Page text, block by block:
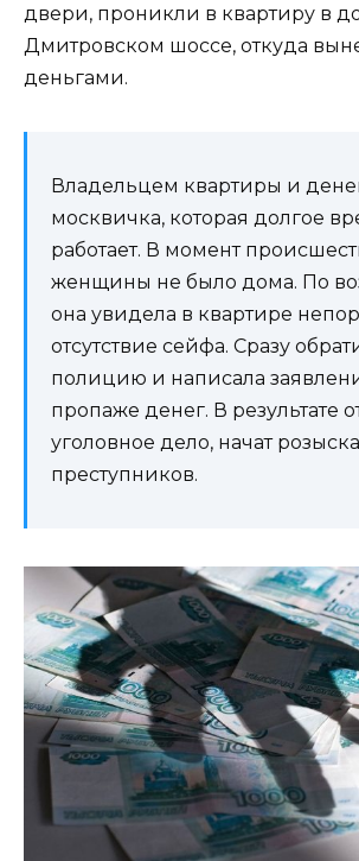
двери, проникли в квартиру в
Дмитровском шоссе, откуда
деньгами.
Владельцем квартиры и
москвичка, которая долгое
работает. В момент
женщины не было дома. По
она увидела в квартире
отсутствие сейфа. Сразу
полицию и написала
пропаже денег. В результате
уголовное дело, начат розыска
преступников.